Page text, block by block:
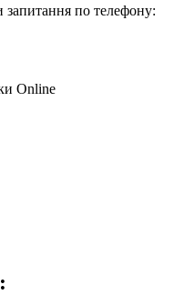
по телефону:
Online